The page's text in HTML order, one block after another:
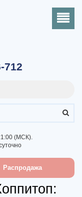
712
(МСК).
Распродажа